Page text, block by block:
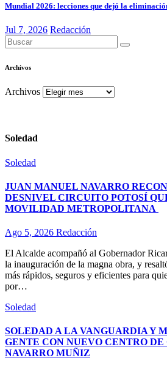
Mundial 2026: lecciones que dejó la
Jul 7, 2026 Redacción
Archivos
Archivos
Soledad
Soledad
JUAN MANUEL NAVARRO
DESNIVEL CIRCUITO POTOSÍ
MOVILIDAD METROPOLITANA
Ago 5, 2026 Redacción
El Alcalde acompañó al Gobernador
la inauguración de la magna obra, y
más rápidos, seguros y eficientes para
por…
Soledad
SOLEDAD A LA VANGUARDIA Y
GENTE CON NUEVO CENTRO
NAVARRO MUÑIZ